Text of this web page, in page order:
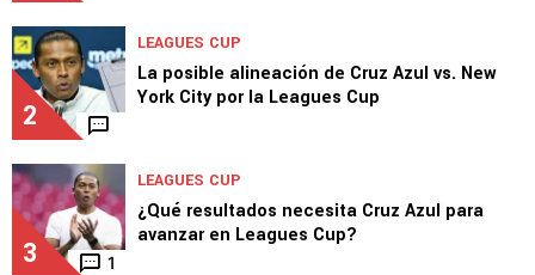
2
LEAGUES CUP
La posible alineación de Cruz Azul vs. New
York City por la Leagues Cup
3 1
LEAGUES CUP
¿Qué resultados necesita Cruz Azul para
avanzar en Leagues Cup?